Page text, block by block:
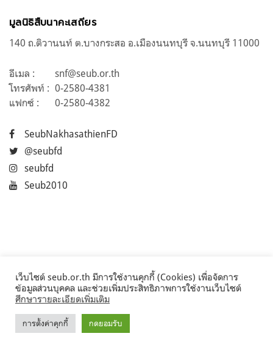
มูลนิธิสืบนาคะเสถียร
140 ถ.ติวานนท์ ต.บางกระสอ อ.เมืองนนทบุรี จ.นนทบุรี 11000
อีเมล :
snf@seub.or.th
โทรศัพท์ : 0-2580-4381
แฟกซ์ :
0-2580-4382
SeubNakhasathienFD
@seubfd
seubfd
Seub2010
©2017 Seub.or.th
เว็บไซต์ seub.or.th มีการใช้งานคุกกี้ (Cookies) เพื่อจัดการ
ข้อมูลส่วนบุคคล และช่วยเพิ่มประสิทธิภาพการใช้งานเว็บไซต์
ศึกษารายละเอียดเพิ่มเติม
การตั้งค่าคุกกี้ กดยอมรับ